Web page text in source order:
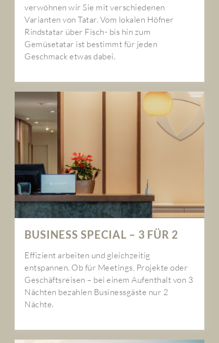
verwöhnen wir Sie mit verschiedenen
Varianten von Tatar. Vom lokalen Höfner
Rindstatar über Fisch- bis hin zum
Gemüsetatar ist bestimmt für jeden
Geschmack etwas dabei.
BUSINESS SPECIAL – 3 FÜR 2
Effizient arbeiten und gleichzeitig
entspannen. Ob für Meetings, Projekte oder
Geschäftsreisen – bei einem Aufenthalt von 3
Nächten bezahlen Businessgäste nur 2
Nächte.